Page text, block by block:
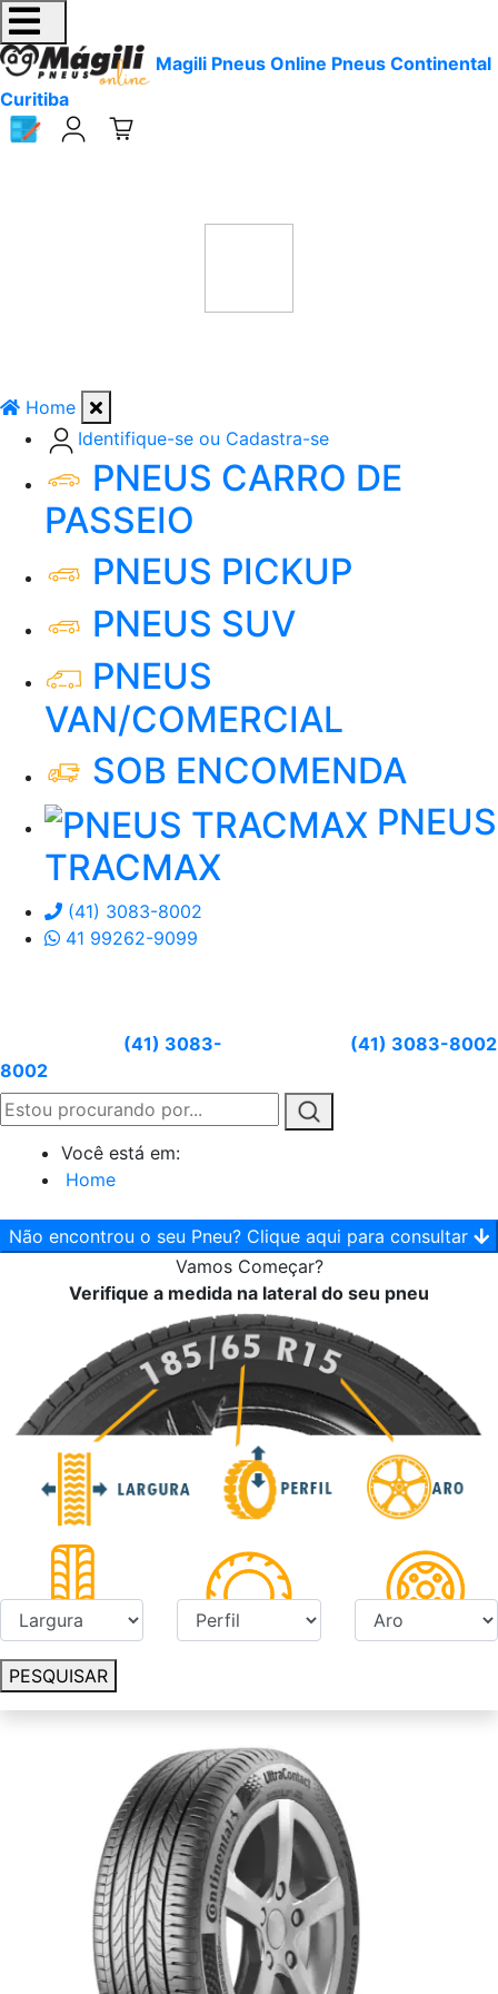
Magili Pneus Online Pneus Continental
Curitiba
Home
Identifique-se ou Cadastra-se
PNEUS CARRO DE
PASSEIO
PNEUS PICKUP
PNEUS SUV
PNEUS
VAN/COMERCIAL
SOB ENCOMENDA
PNEUS
TRACMAX
(41) 3083-8002
41 99262-9099
(41) 3083-
8002
(41) 3083-8002
Você está em:
Home
Não encontrou o seu Pneu? Clique aqui para consultar
Vamos Começar?
Verifique a medida na lateral do seu pneu
PESQUISAR